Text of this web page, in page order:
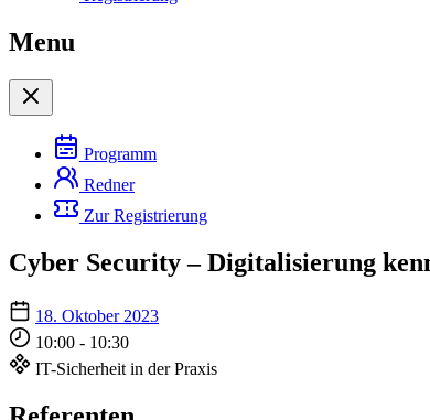
Menu
Programm
Redner
Zur Registrierung
Cyber Security – Digitalisierung
18. Oktober 2023
10:00 - 10:30
IT-Sicherheit in der Praxis